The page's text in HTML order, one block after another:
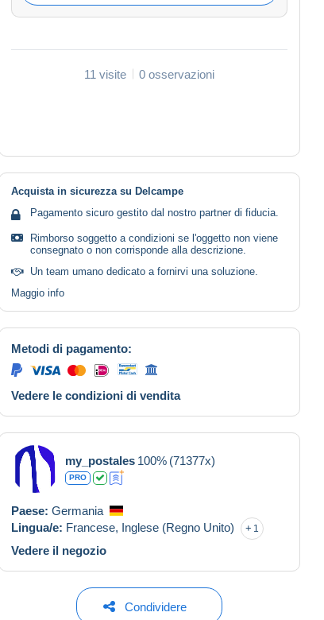
11 visite 0 osservazioni
Acquista in sicurezza su Delcampe
Pagamento sicuro gestito dal nostro partner di fiducia.
Rimborso soggetto a condizioni se l'oggetto non viene
consegnato o non corrisponde alla descrizione.
Un team umano dedicato a fornirvi una soluzione.
Maggio info
Metodi di pagamento:
Vedere le condizioni di vendita
my_postales 100% (71377x)
PRO
Paese: Germania
Lingua/e: Francese, Inglese (Regno Unito) 1
Vedere il negozio
Condividere